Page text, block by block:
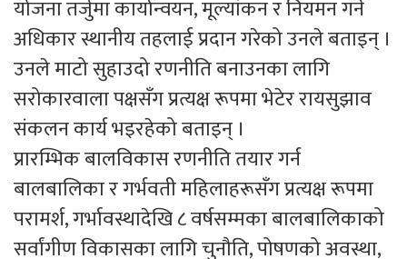
योजना तर्जुमा कार्यान्वयन, मूल्यांकन र नियमन गर्ने
अधिकार स्थानीय तहलाई प्रदान गरेको उनले बताइन् ।
उनले माटो सुहाउदो रणनीति बनाउनका लागि
सरोकारवाला पक्षसँग प्रत्यक्ष रूपमा भेटेर रायसुझाव
संकलन कार्य भइरहेको बताइन् ।
प्रारम्भिक बालविकास रणनीति तयार गर्न
बालबालिका र गर्भवती महिलाहरूसँग प्रत्यक्ष रूपमा
परामर्श, गर्भावस्थादेखि ८ वर्षसम्मका बालबालिकाको
सर्वांगीण विकासका लागि चुनौति, पोषणको अवस्था,